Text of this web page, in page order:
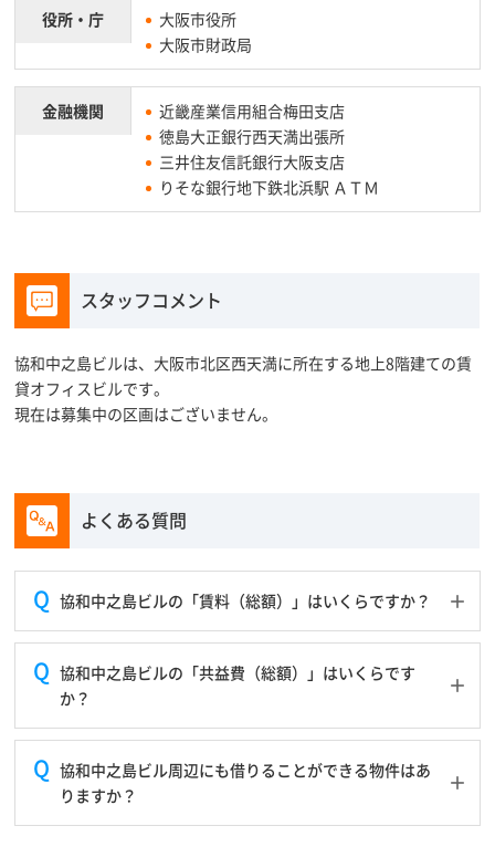
役所・庁
大阪市役所
大阪市財政局
金融機関
近畿産業信用組合梅田支店
徳島大正銀行西天満出張所
三井住友信託銀行大阪支店
りそな銀行地下鉄北浜駅 ＡＴＭ
スタッフコメント
協和中之島ビルは、大阪市北区西天満に所在する地上8階建ての賃
貸オフィスビルです。
現在は募集中の区画はございません。
よくある質問
協和中之島ビルの「賃料（総額）」はいくらですか？
協和中之島ビルの「共益費（総額）」はいくらです
か？
協和中之島ビル周辺にも借りることができる物件はあ
りますか？